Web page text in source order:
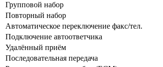
Групповой набор
Повторный набор
Автоматическое переключение факс/тел.
Подключение автоответчика
Удалённый приём
Последовательная передача